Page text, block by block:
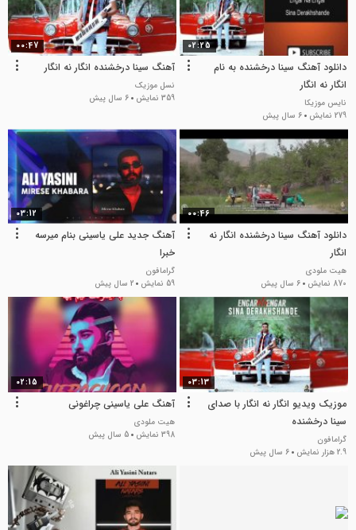
02:25
دانلود آهنگ سینا درخشنده به نام
انگار نه انگار
نایس موزیکا
279 نمایش
6 سال پیش
00:47
آهنگ سینا درخشنده انگار نه انگار
نسل موزیک
359 نمایش
6 سال پیش
00:46
دانلود آهنگ سینا درخشنده انگار نه
انگار
هیت ملودی
870 نمایش
6 سال پیش
03:12
آهنگ جدید علی یاسینی بنام میرسه
خبرا
گرامافون
59 نمایش
2 سال پیش
03:13
موزیک ویدیو انگار نه انگار با صدای
سینا درخشنده
گرامافون
2.9 هزار نمایش
6 سال پیش
02:15
آهنگ علی یاسینی چراغونی
هیت ملودی
398 نمایش
5 سال پیش